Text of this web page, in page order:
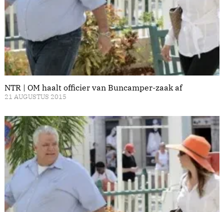
NTR | OM haalt officier van Buncamper-zaak af
21 AUGUSTUS 2015